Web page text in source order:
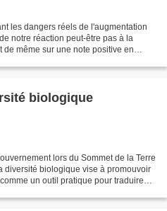
les dangers réels de l'augmentation
notre réaction peut-être pas à la
de même sur une note positive en
biologique
lors du Sommet de la Terre
diversité biologique vise à promouvoir
un outil pratique pour traduire